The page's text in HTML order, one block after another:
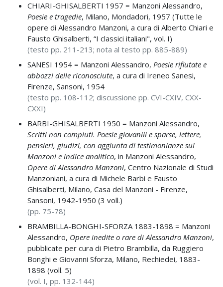
CHIARI-GHISALBERTI 1957 = Manzoni Alessandro,
Poesie e tragedie, Milano, Mondadori, 1957 (Tutte le
opere di Alessandro Manzoni, a cura di Alberto Chiari e
Fausto Ghisalberti, “I classici italiani", vol. I)
(testo pp. 211-213; nota al testo pp. 885-889)
SANESI 1954 = Manzoni Alessandro, Poesie rifiutate e
abbozzi delle riconosciute, a cura di Ireneo Sanesi,
Firenze, Sansoni, 1954
(testo pp. 108-112; discussione pp. CVI-CXIV, CXX-
CXXI)
BARBI-GHISALBERTI 1950 = Manzoni Alessandro,
Scritti non compiuti. Poesie giovanili e sparse, lettere,
pensieri, giudizi, con aggiunta di testimonianze sul
Manzoni e indice analitico, in Manzoni Alessandro,
Opere di Alessandro Manzoni, Centro Nazionale di Studi
Manzoniani, a cura di Michele Barbi e Fausto
Ghisalberti, Milano, Casa del Manzoni - Firenze,
Sansoni, 1942-1950 (3 voll.)
(pp. 75-78)
BRAMBILLA-BONGHI-SFORZA 1883-1898 = Manzoni
Alessandro, Opere inedite o rare di Alessandro Manzoni,
pubblicate per cura di Pietro Brambilla, da Ruggiero
Bonghi e Giovanni Sforza, Milano, Rechiedei, 1883-
1898 (voll. 5)
(vol. I, pp. 132-144)